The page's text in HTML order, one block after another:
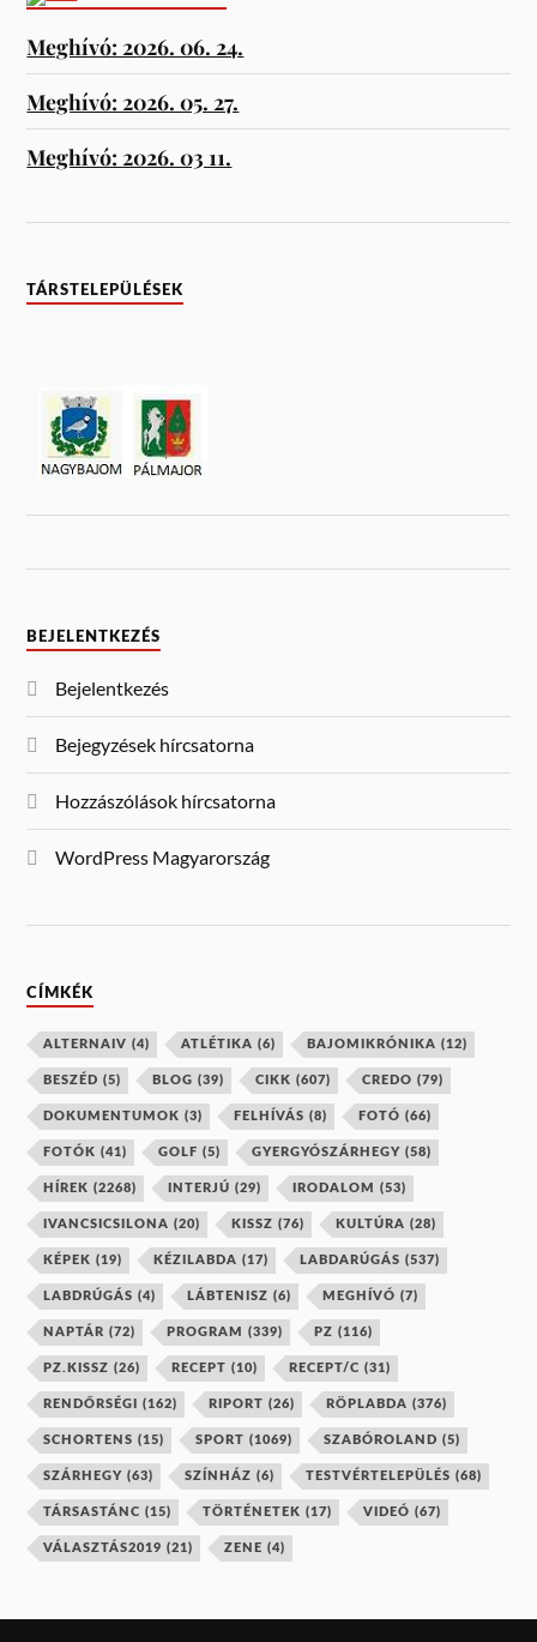
Meghívó: 2026. 06. 24.
Meghívó: 2026. 05. 27.
Meghívó: 2026. 03 11.
TÁRSTELEPÜLÉSEK
BEJELENTKEZÉS
Bejelentkezés
Bejegyzések hírcsatorna
Hozzászólások hírcsatorna
WordPress Magyarország
CÍMKÉK
ALTERNAIV (4) ATLÉTIKA (6) BAJOMIKRÓNIKA (12)
BESZÉD (5) BLOG (39) CIKK (607) CREDO (79)
DOKUMENTUMOK (3) FELHÍVÁS (8) FOTÓ (66)
FOTÓK (41) GOLF (5) GYERGYÓSZÁRHEGY (58)
HÍREK (2268) INTERJÚ (29) IRODALOM (53)
IVANCSICSILONA (20) KISSZ (76) KULTÚRA (28)
KÉPEK (19) KÉZILABDA (17) LABDARÚGÁS (537)
LABDRÚGÁS (4) LÁBTENISZ (6) MEGHÍVÓ (7)
NAPTÁR (72) PROGRAM (339) PZ (116)
PZ.KISSZ (26) RECEPT (10) RECEPT/C (31)
RENDŐRSÉGI (162) RIPORT (26) RÖPLABDA (376)
SCHORTENS (15) SPORT (1069) SZABÓROLAND (5)
SZÁRHEGY (63) SZÍNHÁZ (6) TESTVÉRTELEPÜLÉS (68)
TÁRSASTÁNC (15) TÖRTÉNETEK (17) VIDEÓ (67)
VÁLASZTÁS2019 (21) ZENE (4)